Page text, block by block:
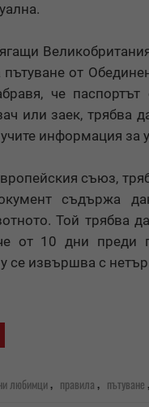
от
че
или заек, трябва
информация за
съюз,
съдържа
Той трябва
от 10 дни преди
се извършва с
любимци, правила, пътуване,